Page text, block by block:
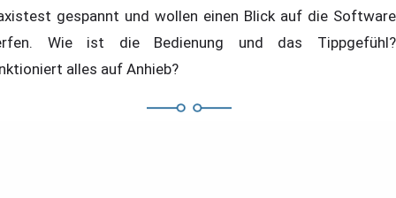
gespannt und wollen einen Blick auf die Software
Wie ist die Bedienung und das Tippgefühl?
alles auf Anhieb?